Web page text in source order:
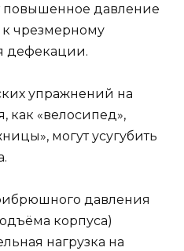
повышенное давление
к чрезмерному
дефекации.
упражнений на
как «велосипед»,
могут усугубить
давления
корпуса)
нагрузка на